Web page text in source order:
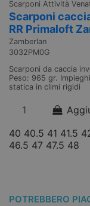
Scarponi Attività
Scarponi
RR Primaloft
Zamberlan
3032PM0G
Scarponi da caccia
Peso: 965 gr.
statica in climi rigidi
40 40.5 41 41.5
46.5 47 47.5 48
POTREBBERO